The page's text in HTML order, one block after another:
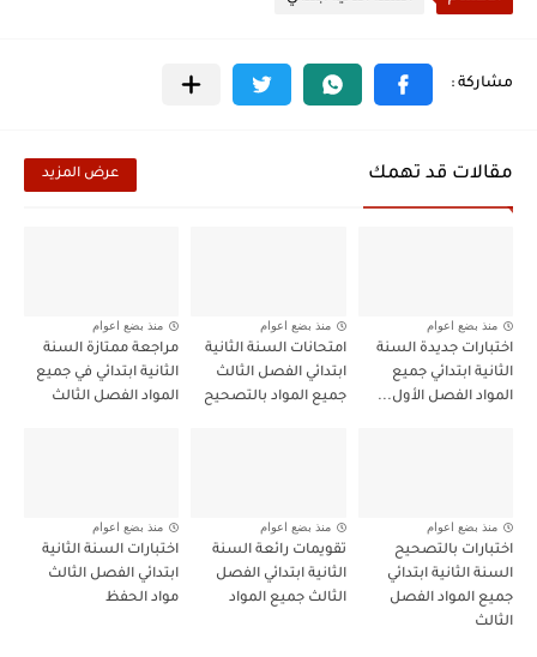
مقالات قد تهمك عرض المزيد
منذ بضع اعوام
اختبارات جديدة السنة
الثانية ابتدائي جميع
المواد الفصل الأول...
منذ بضع اعوام
امتحانات السنة الثانية
ابتدائي الفصل الثالث
جميع المواد بالتصحيح
منذ بضع اعوام
مراجعة ممتازة السنة
الثانية ابتدائي في جميع
المواد الفصل الثالث
منذ بضع اعوام
اختبارات بالتصحيح
السنة الثانية ابتدائي
جميع المواد الفصل
الثالث
منذ بضع اعوام
تقويمات رائعة السنة
الثانية ابتدائي الفصل
الثالث جميع المواد
منذ بضع اعوام
اختبارات السنة الثانية
ابتدائي الفصل الثالث
مواد الحفظ